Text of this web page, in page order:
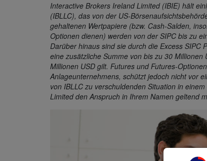
Interactive Brokers Ireland Limited (IBIE) hält
(IBLLC), das von der US-
gehaltenen Wertpapiere (bzw. Cash-Salden,
Optionen dienen) werden von der SIPC bis zu
Darüber hinaus sind sie durch die Excess SIPC
eine zusätzliche Summe von bis zu 30
Millionen USD gilt. Futures und Futures-
Anlageunternehmens, schützt jedoch nicht vor
von IBLLC zu verschuldenden Situation in
Limited den Anspruch in Ihrem Namen geltend